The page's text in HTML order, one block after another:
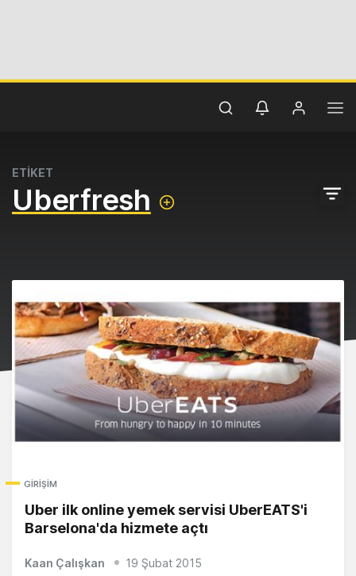
ETİKET
Uberfresh
GIRIŞIM
Uber ilk online yemek servisi UberEATS'i
Barselona'da hizmete açtı
Kaan Çalışkan 19 Şubat 2015